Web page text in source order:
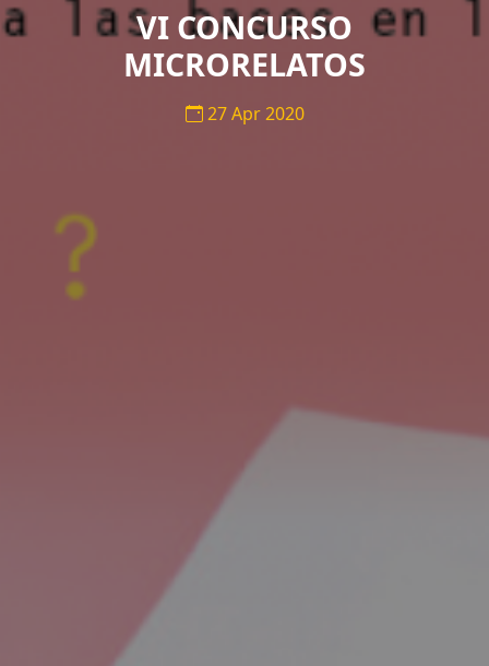
VI CONCURSO
MICRORELATOS
27 Apr 2020